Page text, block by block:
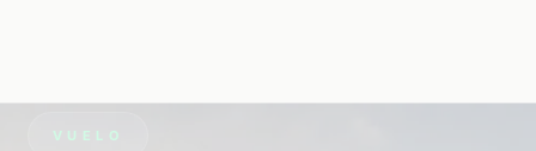
VUELO